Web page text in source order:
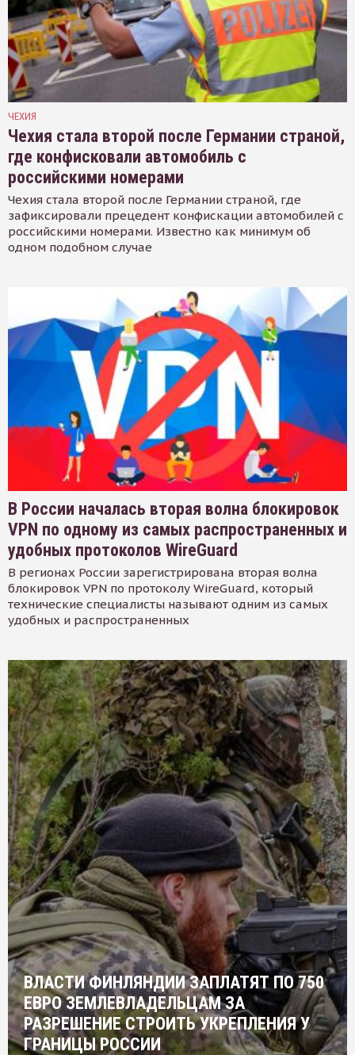
ЧЕХИЯ
Чехия стала второй после Германии страной,
где конфисковали автомобиль с
российскими номерами
Чехия стала второй после Германии страной, где
зафиксировали прецедент конфискации автомобилей с
российскими номерами. Известно как минимум об
одном подобном случае
В России началась вторая волна блокировок
VPN по одному из самых распространенных и
удобных протоколов WireGuard
В регионах России зарегистрирована вторая волна
блокировок VPN по протоколу WireGuard, который
технические специалисты называют одним из самых
удобных и распространенных
ВЛАСТИ ФИНЛЯНДИИ ЗАПЛАТЯТ ПО 750
ЕВРО ЗЕМЛЕВЛАДЕЛЬЦАМ ЗА
РАЗРЕШЕНИЕ СТРОИТЬ УКРЕПЛЕНИЯ У
ГРАНИЦЫ РОССИИ